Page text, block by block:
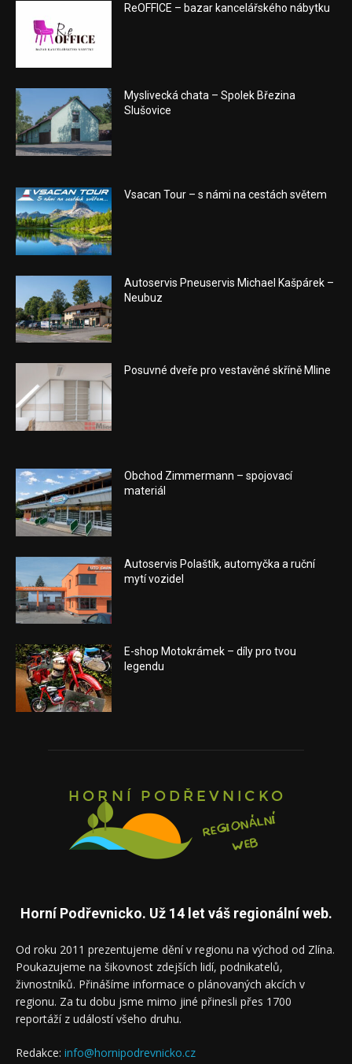
ReOFFICE – bazar kancelářského nábytku
Myslivecká chata – Spolek Březina
Slušovice
Vsacan Tour – s námi na cestách světem
Autoservis Pneuservis Michael Kašpárek –
Neubuz
Posuvné dveře pro vestavěné skříně Mline
Obchod Zimmermann – spojovací
materiál
Autoservis Polaštík, automyčka a ruční
mytí vozidel
E-shop Motokrámek – díly pro tvou
legendu
Horní Podřevnicko. Už 14 let váš regionální web.
Od roku 2011 prezentujeme dění v regionu na východ od Zlína.
Poukazujeme na šikovnost zdejších lidí, podnikatelů,
živnostníků. Přinášíme informace o plánovaných akcích v
regionu. Za tu dobu jsme mimo jiné přinesli přes 1700
reportáží z událostí všeho druhu.
Redakce: info@hornipodrevnicko.cz